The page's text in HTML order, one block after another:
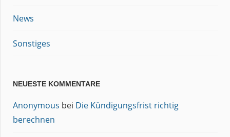
News
Sonstiges
NEUESTE KOMMENTARE
Anonymous bei Die Kündigungsfrist richtig
berechnen